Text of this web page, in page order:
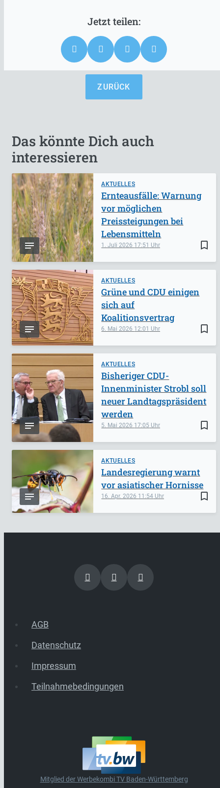
ZURÜCK
Das könnte Dich auch
interessieren
AKTUELLES
bookmark_border
1. Juli 2026 17:51
Ernteausfälle: Warnung
vor möglichen
Preissteigungen bei
Lebensmitteln
AKTUELLES
bookmark_border
6. Mai 2026 12:01
Grüne und CDU einigen
sich auf
Koalitionsvertrag
AKTUELLES
bookmark_border
5. Mai 2026 17:05
Bisheriger CDU-
Innenminister Strobl soll
neuer Landtagspräsident
werden
AKTUELLES
bookmark_border
16. Apr. 2026 11:54
Landesregierung warnt
vor asiatischer Hornisse
AGB
Datenschutz
Impressum
Teilnahmebedingungen
Mitglied der Werbekombi TV Baden-Württemberg